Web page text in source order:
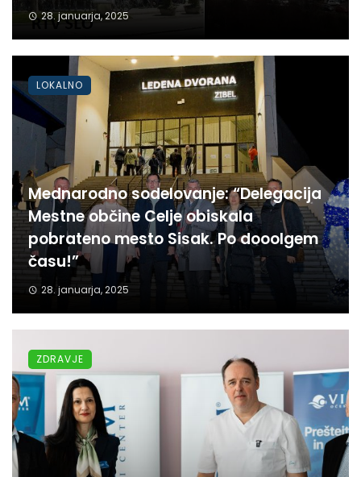
28. januarja, 2025
Mednarodno sodelovanje: “Delegacija
Mestne občine Celje obiskala
pobrateno mesto Sisak. Po dooolgem
času!”
28. januarja, 2025
LOKALNO
ZDRAVJE